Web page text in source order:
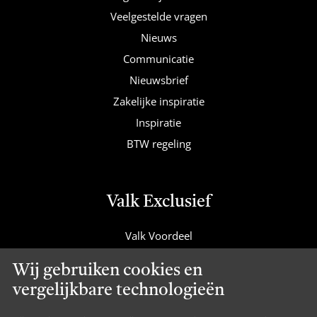
Wij gebruiken cookies en
vergelijkbare technologieën
Veelgestelde vragen
Nieuws
Communicatie
Nieuwsbrief
Zakelijke inspiratie
Inspiratie
BTW regeling
Valk Exclusief
Valk Voordeel
Valk Suites
Valk Jobs